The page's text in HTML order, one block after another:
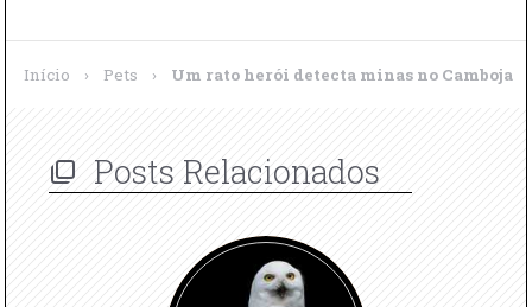
Início › Pets › Um rato herói detecta minas no Camboja
Posts Relacionados